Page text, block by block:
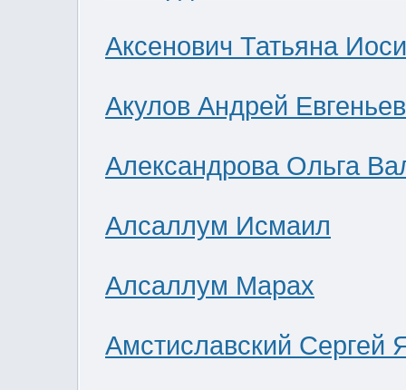
Аксенович Татьяна
Акулов Андрей
Александрова Ольга
Алсаллум Исмаил
Алсаллум Марах
Амстиславский Сергей